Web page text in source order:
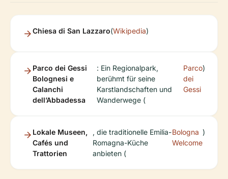
Chiesa di San Lazzaro(Wikipedia)
Parco dei Gessi
Bolognesi e
Calanchi
dell’Abbadessa
: Ein Regionalpark,
berühmt für seine
Karstlandschaften und
Wanderwege (
Parco
dei
Gessi
)
Lokale Museen,
Cafés und
Trattorien
, die traditionelle Emilia-
Romagna-Küche
anbieten (
Bologna
Welcome
)